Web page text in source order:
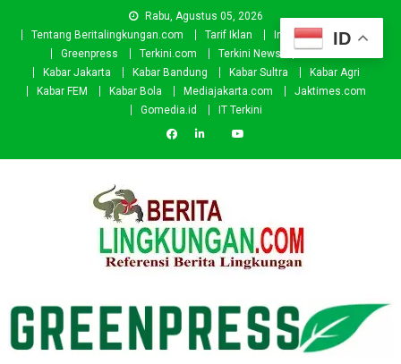
Rabu, Agustus 05, 2026
Tentang Beritalingkungan.com
Tarif Iklan Investor
Donasi
Greenpress
Terkini.com Terkini News
Kabar.id
Kabar Jakarta
Kabar Bandung Kabar Sultra
Kabar Agri
Kabar FEM
Kabar Bola Mediajakarta.com
Jaktimes.com
Gomedia.id
IT Terkini
ID